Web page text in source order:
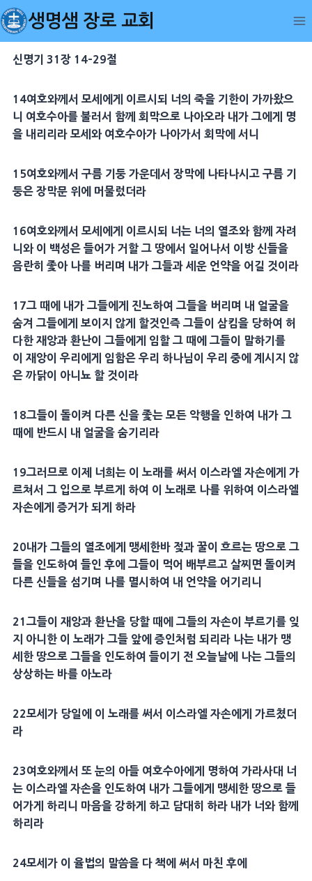
Skip
to
content
생명샘 장로 교회
신명기 31장 14-29절
14여호와께서 모세 에게 이르시되 너의 죽을 기한이 가까왔으
니 여호수아를 불러서 함께 회막으로 나아오라 내가 그에게 명
을 내리리라 모세 와 여호수아가 나아가서 회막에 서니
15여호와께서 구름 기둥가운데서 장막에 나타나시고 구름 기
둥은 장막문 위에 머물렀더라
16여호와께서 모세 에게 이르시되 너는 너의 열조와 함께 자려
니와 이 백성은 들어가 거할 그 땅에서 일어나서 이방 신들을
음란히 좇아 나를 버리며 내가 그들과 세운 언약을 어길 것이라
17그 때에 내가 그들에게 진노하여 그들을 버리며 내 얼굴을
숨겨 그들에게 보이지 않게 할것인즉 그들이 삼킴을 당하여 허
다한 재앙과 환난이 그들에게 임할 그 때에 그들이 말하기를
이 재앙이 우리에게 임함은 우리 하나님이 우리 중에 계시지 않
은 까닭이 아니뇨 할 것이라
18그들이 돌이켜 다른 신을 좇는 모든 악행을 인하여 내가 그
때에 반드시 내 얼굴을 숨기리라
19그러므로 이제 너희는 이 노래를 써서 이스라엘 자손에게 가
르쳐서 그 입으로 부르게 하여 이 노래로 나를 위하여 이스라엘
자손에게 증거 가 되게 하라
20내가 그들의 열조에게 맹세 한바 젖과 꿀이 흐르는 땅으로 그
들을 인도하여 들인 후에 그들이 먹어 배부르고 살찌면 돌이켜
다른 신들을 섬기며 나를 멸시 하여 내 언약을 어기리니
21 그들이 재앙과 환난을 당할 때에 그들의 자손이 부르기를 잊
지 아니한 이 노래가 그들 앞에 증인처럼 되리라 나는 내가 맹
세 한 땅으로 그들을 인도하여 들이기 전 오늘날에 나는 그들의
상상하는 바를 아노라
22모세 가 당일에 이 노래를 써서 이스라엘 자손에게 가르쳤더
라
23여호와께서 또 눈의 아들 여호수아에게 명하여 가라사대 너
는 이스라엘 자손을 인도하여 내가 그들에게 맹세 한 땅으로 들
어가게 하리니 마음을 강하게 하고 담대히 하라 내가 너와 함께
하리라
24모세 가 이 율법의 말씀을 다 책에 써서 마친 후에